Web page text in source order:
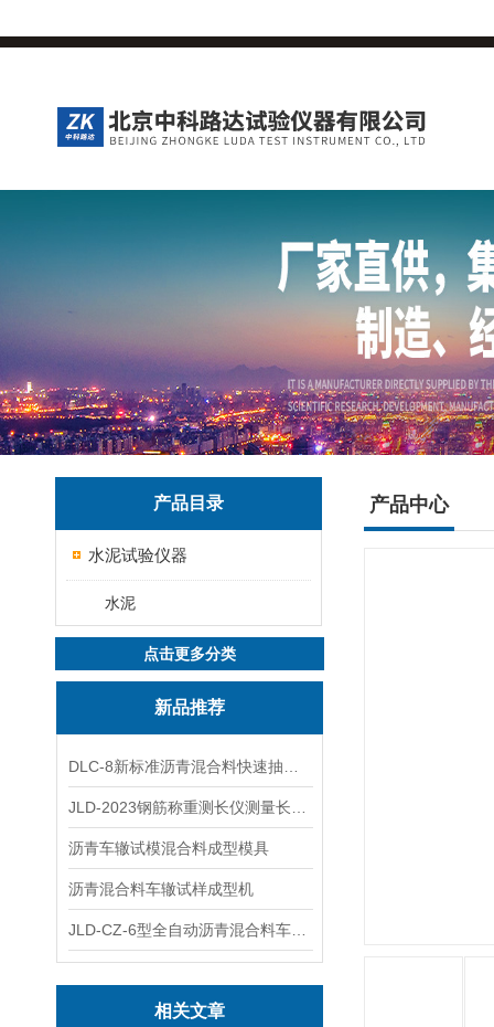
产品目录
水泥试验仪器
水泥
点击更多分类
新品推荐
沥青车辙试模混合料成型模具
沥青混合料车辙试样成型机
相关文章
产品中心